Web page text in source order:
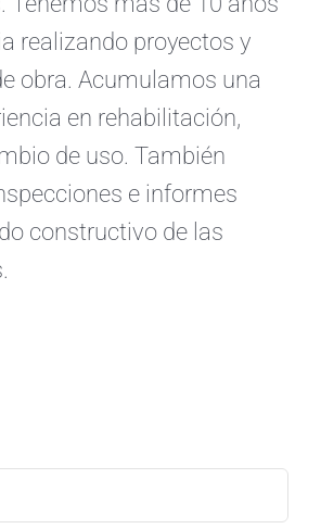
realizando proyectos y
obra. Acumulamos una
en rehabilitación,
de uso. También
e informes
constructivo de las